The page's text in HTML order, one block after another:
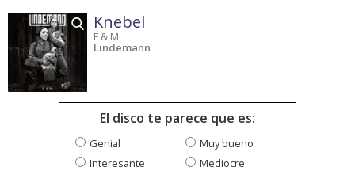
Knebel
F & M
Lindemann
El disco te parece que es:
Genial
Muy bueno
Interesante
Mediocre